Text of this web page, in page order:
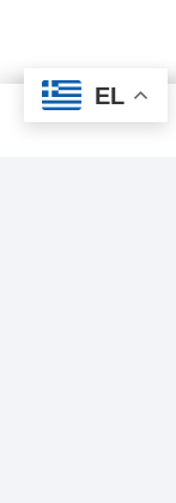
EL